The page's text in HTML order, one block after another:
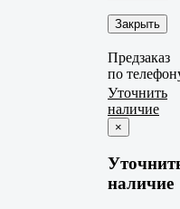
Закрыть
Предзаказ
по
Уточнить
наличие
×
наличие